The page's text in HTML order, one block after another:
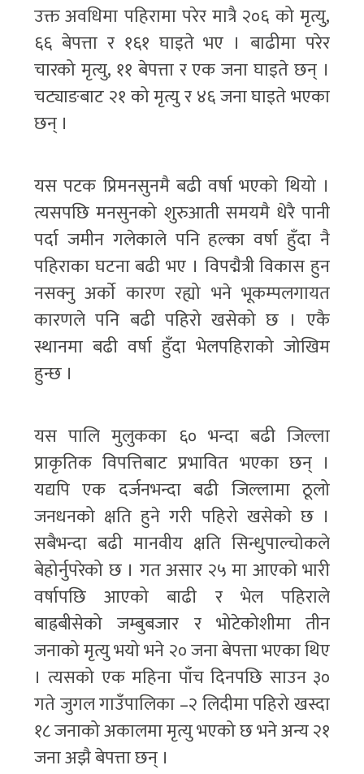
उक्त अवधिमा पहिरामा परेर मात्रै २०६ को मृत्यु,
६६ बेपत्ता र १६१ घाइते भए । बाढीमा परेर
चारको मृत्यु, ११ बेपत्ता र एक जना घाइते छन् ।
चट्याङबाट २१ को मृत्यु र ४६ जना घाइते भएका
छन् ।
यस पटक प्रिमनसुनमै बढी वर्षा भएको थियो ।
त्यसपछि मनसुनको शुरुआती समयमै धेरै पानी
पर्दा जमीन गलेकाले पनि हल्का वर्षा हुँदा नै
पहिराका घटना बढी भए । विपद्मैत्री विकास हुन
नसक्नु अर्काे कारण रह्यो भने भूकम्पलगायत
कारणले पनि बढी पहिरो खसेको छ । एकै
स्थानमा बढी वर्षा हुँदा भेलपहिराको जोखिम
हुन्छ ।
यस पालि मुलुकका ६० भन्दा बढी जिल्ला
प्राकृतिक विपत्तिबाट प्रभावित भएका छन् ।
यद्यपि एक दर्जनभन्दा बढी जिल्लामा ठूलो
जनधनको क्षति हुने गरी पहिरो खसेको छ ।
सबैभन्दा बढी मानवीय क्षति सिन्धुपाल्चोकले
बेहोर्नुपरेको छ । गत असार २५ मा आएको भारी
वर्षापछि आएको बाढी र भेल पहिराले
बाह्रबीसेको जम्बुबजार र भोटेकोशीमा तीन
जनाको मृत्यु भयो भने २० जना बेपत्ता भएका थिए
। त्यसको एक महिना पाँच दिनपछि साउन ३०
गते जुगल गाउँपालिका –२ लिदीमा पहिरो खस्दा
१८ जनाको अकालमा मृत्यु भएको छ भने अन्य २१
जना अझै बेपत्ता छन् ।